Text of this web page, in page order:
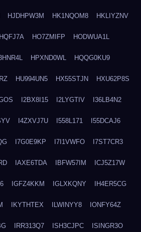
HJDHPW3M HK1NQOM8 HKLIYZNV
HO7ZMIFP HODWUA1L
HPXND0WL HQQG0KU9
HU994UN5 HX55STJN HXU62P8S
I2BX8I15 I2LYGTIV I36LB4N2
I4ZXVJ7U I558L171 I55DCAJ6
I7G0E9KP I7I1VWFO I7ST7CR3
IAXE6TDA IBFW57IM ICJ5Z17W
IGFZ4KKM IGLXKQNY IH4ER5CG
IKYTHTEX ILWINYY8 IONFY64Z
IRR313Q7 ISH3CJPC ISINGR3O